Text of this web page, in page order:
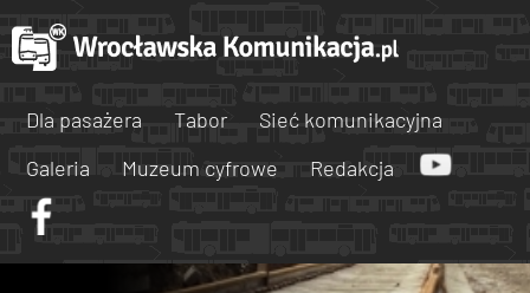
Dla pasażera Tabor
Sieć komunikacyjna
Galeria
Muzeum cyfrowe Redakcja